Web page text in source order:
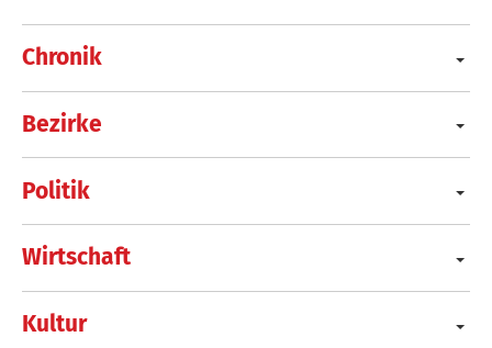
Chronik
Bezirke
Politik
Wirtschaft
Kultur